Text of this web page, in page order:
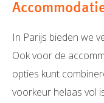
In Parijs bieden we
Ook voor de
opties kunt
voorkeur helaas vol